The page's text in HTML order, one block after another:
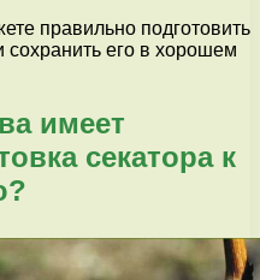
правильно подготовить
сохранить его в хорошем
имеет
секатора к